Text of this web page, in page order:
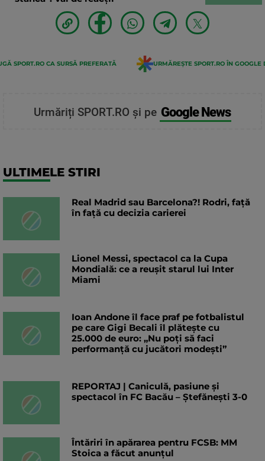
SPORT.RO CA SURSĂ PREFERATĂ URMĂREȘTE SPORT.RO ÎN GOOGLE
Urmăriți SPORT.RO și pe Google News
ULTIMELE STIRI
Real Madrid sau Barcelona?! Rodri, față
în față cu decizia carierei
Lionel Messi, spectacol ca la Cupa
Mondială: ce a reușit starul lui Inter
Miami
Ioan Andone îl face praf pe fotbalistul
pe care Gigi Becali îl plătește cu
25.000 de euro: „Nu poți să faci
performanță cu jucători modești”
REPORTAJ | Caniculă, pasiune și
spectacol în FC Bacău – Ștefănești 3-0
Întăriri în apărarea pentru FCSB: MM
Stoica a făcut anunțul